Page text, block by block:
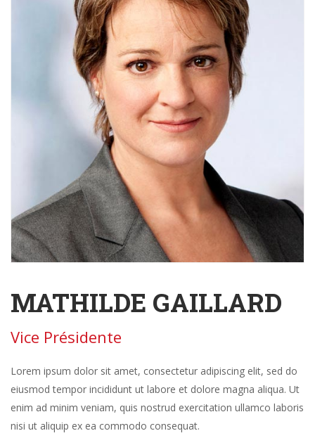
MATHILDE GAILLARD
Vice Présidente
Lorem ipsum dolor sit amet, consectetur adipiscing elit, sed do
eiusmod tempor incididunt ut labore et dolore magna aliqua. Ut
enim ad minim veniam, quis nostrud exercitation ullamco laboris
nisi ut aliquip ex ea commodo consequat.